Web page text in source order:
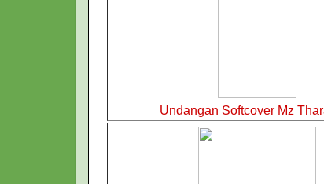
Undangan Softcover Mz